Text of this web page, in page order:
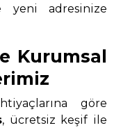
yeni adresinize
Kurumsal
göre
, ücretsiz keşif ile